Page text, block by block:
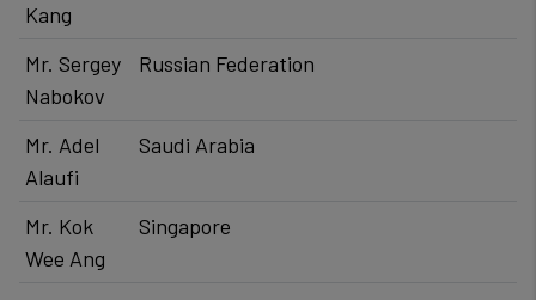
Kang
Mr. Sergey
Nabokov
​Russian Federation
Mr. Adel
Alaufi
​​Saudi Arabia
Mr. Kok
Wee Ang
Singapore